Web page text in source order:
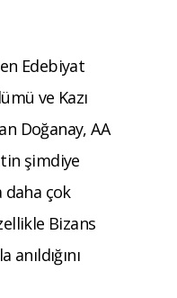
Edebiyat
ve Kazı
Doğanay, AA
şimdiye
daha çok
Bizans